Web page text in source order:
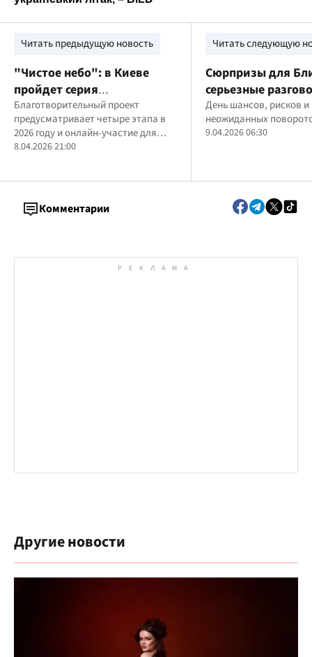
Читать предыдущую новость
"Чистое небо": в Киеве
пройдет серия
благотворительных забегов
в поддержку ПВО
Благотворительный проект
предусматривает четыре этапа в
2026 году и онлайн-участие для
всех желающих
8.04.2026 21:00
Читать следующую
Сюрпризы для
серьезные
Козерогов:
апреля
День шансов, рисков и
неожиданных
9.04.2026 06:30
Комментарии
Другие новости